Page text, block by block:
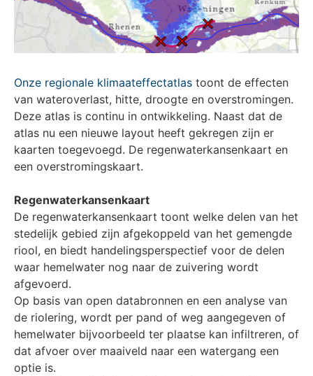
Onze regionale klimaateffectatlas toont de effecten
van wateroverlast, hitte, droogte en overstromingen.
Deze atlas is continu in ontwikkeling. Naast dat de
atlas nu een nieuwe layout heeft gekregen zijn er
kaarten toegevoegd. De regenwaterkansenkaart en
een overstromingskaart.
Regenwaterkansenkaart
De regenwaterkansenkaart toont welke delen van het
stedelijk gebied zijn afgekoppeld van het gemengde
riool, en biedt handelingsperspectief voor de delen
waar hemelwater nog naar de zuivering wordt
afgevoerd.
Op basis van open databronnen en een analyse van
de riolering, wordt per pand of weg aangegeven of
hemelwater bijvoorbeeld ter plaatse kan infiltreren, of
dat afvoer over maaiveld naar een watergang een
optie is.